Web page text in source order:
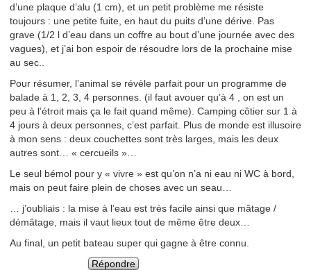
d’une plaque d’alu (1 cm), et un petit problème me résiste
toujours : une petite fuite, en haut du puits d’une dérive. Pas
grave (1/2 l d’eau dans un coffre au bout d’une journée avec des
vagues), et j’ai bon espoir de résoudre lors de la prochaine mise
au sec..
Pour résumer, l’animal se révèle parfait pour un programme de
balade à 1, 2, 3, 4 personnes. (il faut avouer qu’à 4 , on est un
peu à l’étroit mais ça le fait quand même). Camping côtier sur 1 à
4 jours à deux personnes, c’est parfait. Plus de monde est illusoire
à mon sens : deux couchettes sont très larges, mais les deux
autres sont… « cercueils »…
Le seul bémol pour y « vivre » est qu’on n’a ni eau ni WC à bord,
mais on peut faire plein de choses avec un seau…
… j’oubliais : la mise à l’eau est très facile ainsi que mâtage /
démâtage, mais il vaut lieux tout de même être deux…
Au final, un petit bateau super qui gagne à être connu.
Répondre